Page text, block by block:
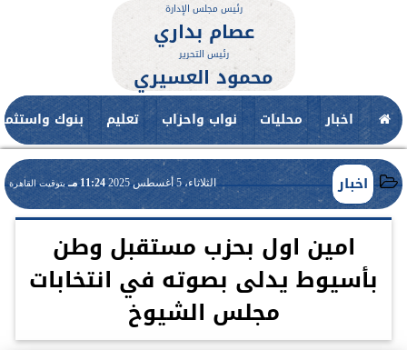
رئيس مجلس الإدارة
عصام بداري
رئيس التحرير
محمود العسيري
اخبار محليات نواب واحزاب تعليم بنوك
اخبار الثلاثاء، 5 أغسطس 2025 11:24 مـ بتوقيت القاهرة
امين اول بحزب مستقبل وطن
بأسيوط يدلى بصوته في انتخابات
مجلس الشيوخ